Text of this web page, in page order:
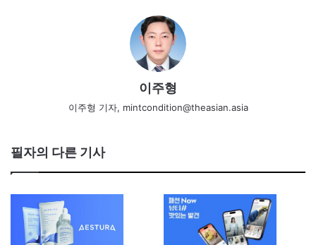
이주형
이주형 기자, mintcondition@theasian.asia
필자의 다른 기사